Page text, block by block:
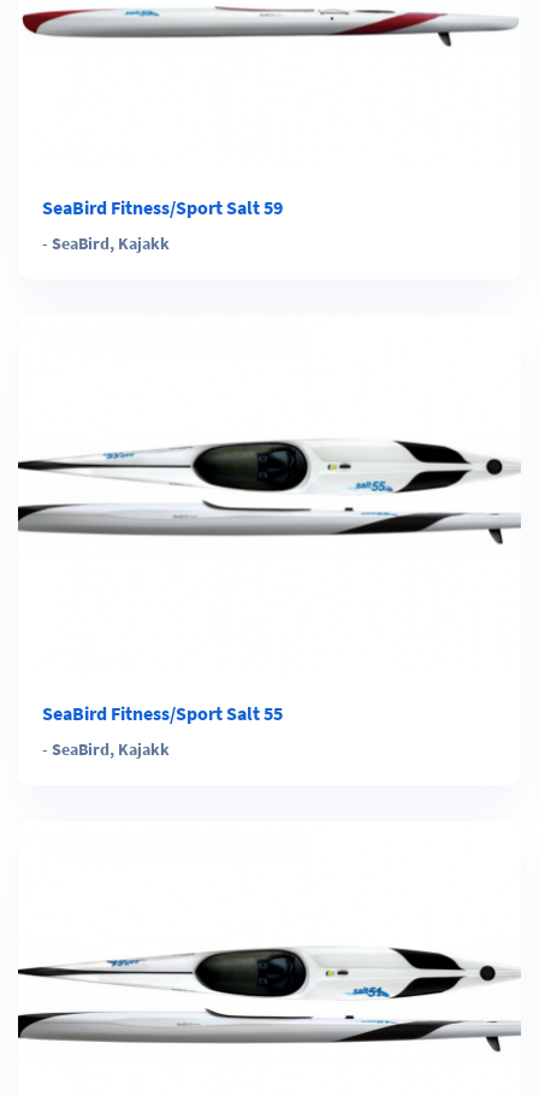
SeaBird Fitness/Sport Salt 59
- SeaBird, Kajakk
SeaBird Fitness/Sport Salt 55
- SeaBird, Kajakk